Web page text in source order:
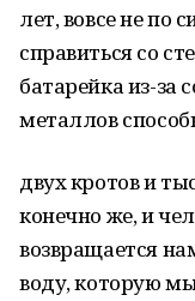
лет, вовсе не по
справиться со
батарейка из-
металлов
двух кротов и
конечно же, и
возвращается
воду, которую